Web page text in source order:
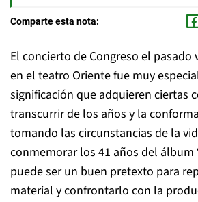
Comparte esta nota:
El concierto de Congreso el pasado
en el teatro Oriente fue muy
significación que adquieren ciertas
transcurrir de los años y la
tomando las circunstancias de la
conmemorar los 41 años del álbum
puede ser un buen pretexto para
material y confrontarlo con la